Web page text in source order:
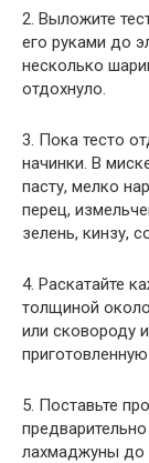
2. Выложите
его руками до
несколько
отдохнуло.
3. Пока тесто
начинки. В
пасту, мелко
перец,
зелень, кинзу,
4. Раскатайте
толщиной
или сковороду
приготовленную
5. Поставьте
лахмаджуны до